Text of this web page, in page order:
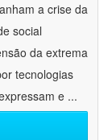
a crise da
social
da extrema
tecnologias
e ...